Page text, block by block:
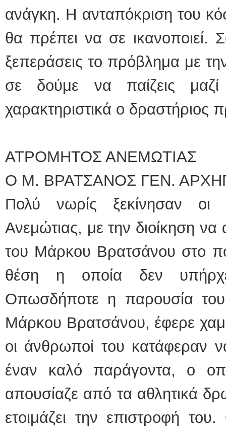
ανάγκη. Η ανταπόκριση του
θα πρέπει να σε ικανοποιεί.
ξεπεράσεις το πρόβλημα με
σε δούμε να παίζεις
χαρακτηριστικά ο δραστήριος
ΑΤΡΟΜΗΤΟΣ ΑΝΕΜΩΤΙΑΣ
Ο Μ. ΒΡΑΤΣΑΝΟΣ ΓΕΝ.
Πολύ νωρίς ξεκίνησαν οι
Ανεμώτιας, με την διοίκηση
του Μάρκου Βρατσάνου στο
θέση η οποία δεν
Οπωσδήποτε η παρουσία του
Μάρκου Βρατσάνου, έφερε
οι άνθρωποί του κατάφεραν
έναν καλό παράγοντα, ο
απουσίαζε από τα αθλητικά
ετοιμάζει την επιστροφή